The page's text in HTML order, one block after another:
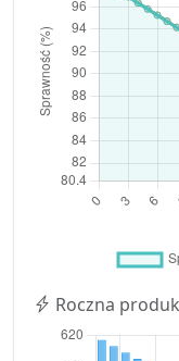
Roczna